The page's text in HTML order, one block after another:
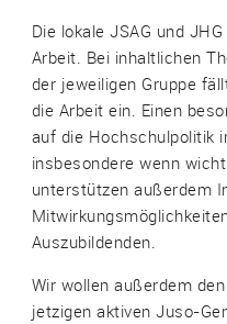
Die lokale JSAG und
Arbeit. Bei inhaltlichen
der jeweiligen Gruppe
die Arbeit ein. Einen
auf die Hochschulpolitik
insbesondere wenn
unterstützen außerdem
Auszubildenden.
Wir wollen außerdem
jetzigen aktiven Juso-